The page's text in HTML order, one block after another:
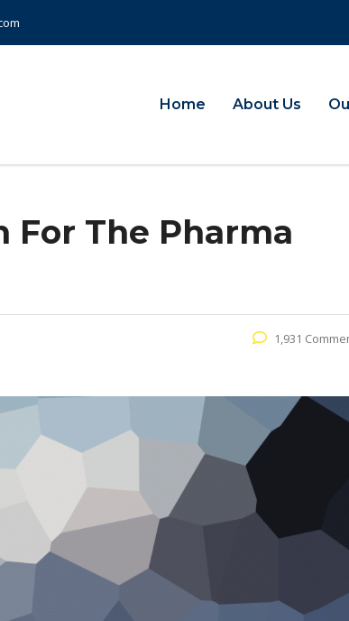
Home About Us
The Pharma
1,931